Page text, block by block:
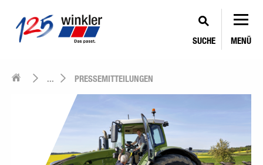
SUCHE MENÜ
... PRESSEMITTEILUNGEN